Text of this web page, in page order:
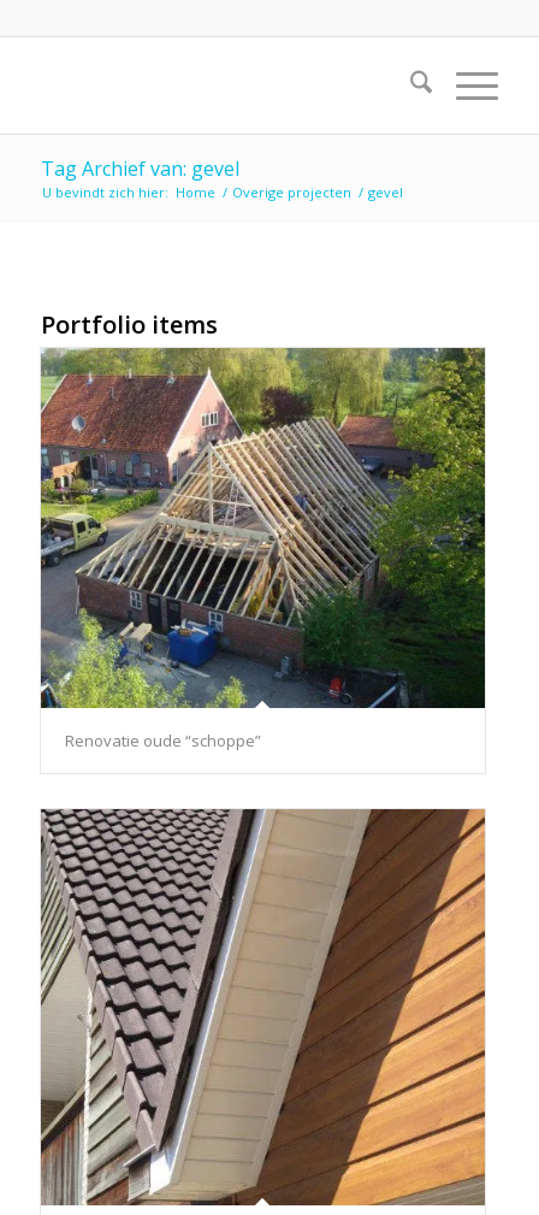
Tag Archief van: gevel
U bevindt zich hier: Home / Overige projecten / gevel
Portfolio items
Renovatie oude “schoppe”